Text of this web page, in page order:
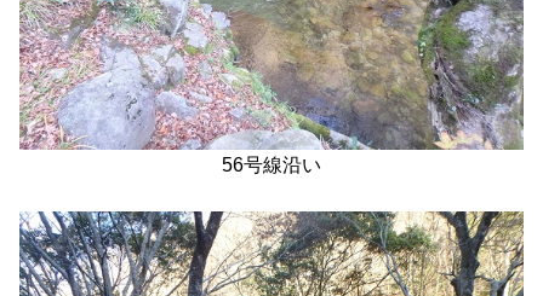
56号線沿い